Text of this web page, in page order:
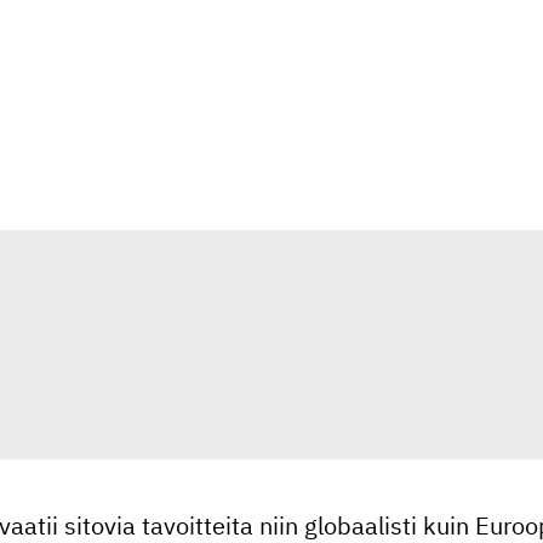
sitovia tavoitteita niin globaalisti kuin